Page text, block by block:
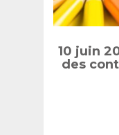
10 juin
des